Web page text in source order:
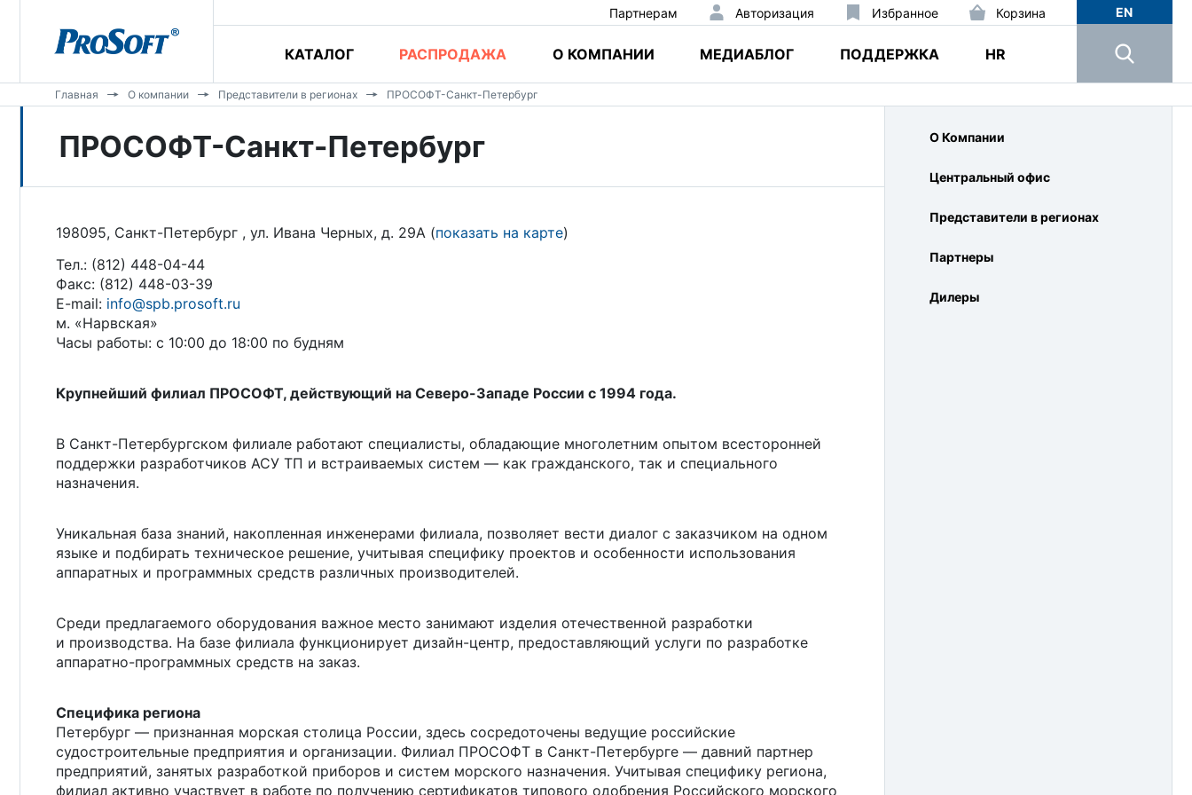
Партнерам Избранное
Авторизация Корзина
КАТАЛОГ РАСПРОДАЖА О КОМПАНИИ МЕДИАБЛОГ ПОДДЕРЖКА HR
EN
Главная О компании Представители в регионах ПРОСОФТ-Санкт-Петербург
ПРОСОФТ-Санкт-Петербург
198095, Санкт-Петербург , ул. Ивана Черных, д. 29А (показать на карте)
Тел.: (812) 448-04-44
Факс: (812) 448-03-39
E-mail: info@spb.prosoft.ru
м. «Нарвская»
Часы работы: с 10:00 до 18:00 по будням
Крупнейший филиал ПРОСОФТ, действующий на Северо-Западе России c 1994 года.
В Санкт-Петербургском филиале работают специалисты, обладающие многолетним опытом всесторонней
поддержки разработчиков АСУ ТП и встраиваемых систем — как гражданского, так и специального
назначения.
Уникальная база знаний, накопленная инженерами филиала, позволяет вести диалог с заказчиком на одном
языке и подбирать техническое решение, учитывая специфику проектов и особенности использования
аппаратных и программных средств различных производителей.
Среди предлагаемого оборудования важное место занимают изделия отечественной разработки
и производства. На базе филиала функционирует дизайн-центр, предоставляющий услуги по разработке
аппаратно-программных средств на заказ.
Специфика региона
Петербург — признанная морская столица России, здесь сосредоточены ведущие российские
судостроительные предприятия и организации. Филиал ПРОСОФТ в Санкт-Петербурге — давний партнер
предприятий, занятых разработкой приборов и систем морского назначения. Учитывая специфику региона,
филиал активно участвует в работе по получению сертификатов типового одобрения Российского морского
О Компании
Центральный офис
Представители в регионах
Партнеры
Дилеры